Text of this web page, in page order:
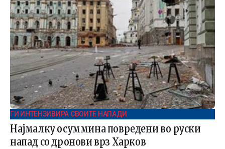
ГИ ИНТЕНЗИВИРА СВОИТЕ НАПАДИ
Најмалку осуммина повредени во руски
напад со дронови врз Харков